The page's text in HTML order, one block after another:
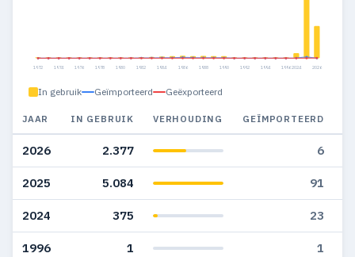
1972 1974 1976 1978 1980 1982 1984 1986 1988 1990 1992 1994 19962024 2026
In gebruik Geïmporteerd Geëxporteerd
JAAR IN GEBRUIK VERHOUDING GEÏMPORTEERD
2026 2.377 6
2025 5.084 91
2024 375 23
1996 1 1